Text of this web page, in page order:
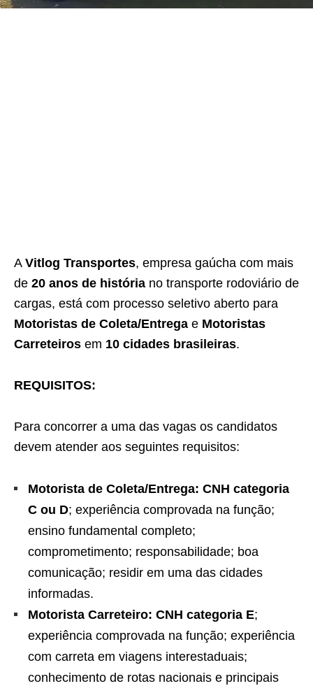
A Vitlog Transportes, empresa gaúcha com mais
de 20 anos de história no transporte rodoviário de
cargas, está com processo seletivo aberto para
Motoristas de Coleta/Entrega e Motoristas
Carreteiros em 10 cidades brasileiras.
REQUISITOS:
Para concorrer a uma das vagas os candidatos
devem atender aos seguintes requisitos:
Motorista de Coleta/Entrega: CNH categoria
C ou D; experiência comprovada na função;
ensino fundamental completo;
comprometimento; responsabilidade; boa
comunicação; residir em uma das cidades
informadas.
Motorista Carreteiro: CNH categoria E;
experiência comprovada na função; experiência
com carreta em viagens interestaduais;
conhecimento de rotas nacionais e principais